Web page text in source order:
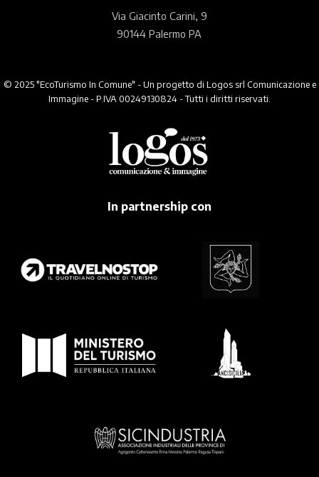
Via Giacinto Carini, 9
90144 Palermo PA
© 2025 "EcoTurismo In Comune" - Un progetto di Logos srl Comunicazione e
Immagine - P.IVA 00249130824 - Tutti i diritti riservati.
In partnership con